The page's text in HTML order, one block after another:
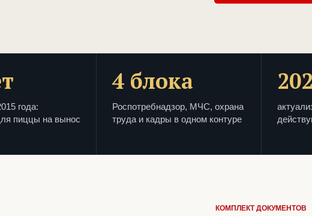
года:
пиццы на вынос
4 блока
Роспотребнадзор, МЧС, охрана
труда и кадры в одном контуре
КОМПЛЕКТ ДОКУМЕНТОВ